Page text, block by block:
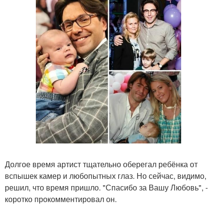
Долгое время артист тщательно оберегал ребёнка от
вспышек камер и любопытных глаз. Но сейчас, видимо,
решил, что время пришло. "Спасибо за Вашу Любовь", -
коротко прокомментировал он.